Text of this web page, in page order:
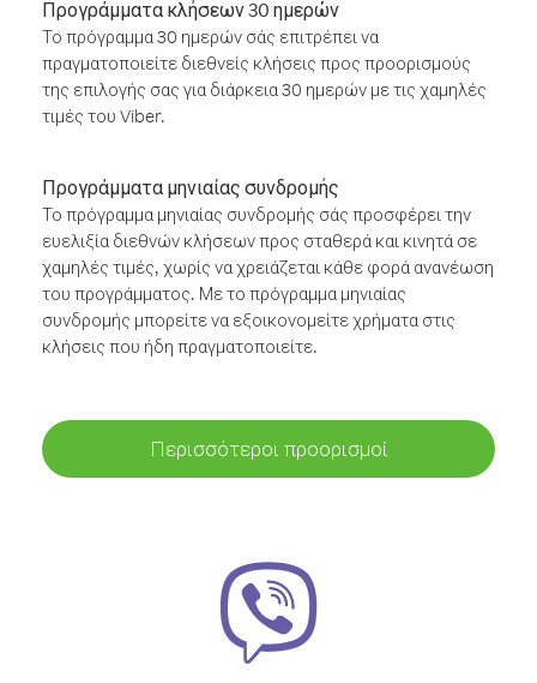
Προγράμματα κλήσεων 30 ημερών
Το πρόγραμμα 30 ημερών σάς επιτρέπει να
πραγματοποιείτε διεθνείς κλήσεις προς προορισμούς
της επιλογής σας για διάρκεια 30 ημερών με τις χαμηλές
τιμές του Viber.
Προγράμματα μηνιαίας συνδρομής
Το πρόγραμμα μηνιαίας συνδρομής σάς προσφέρει την
ευελιξία διεθνών κλήσεων προς σταθερά και κινητά σε
χαμηλές τιμές, χωρίς να χρειάζεται κάθε φορά ανανέωση
του προγράμματος. Με το πρόγραμμα μηνιαίας
συνδρομής μπορείτε να εξοικονομείτε χρήματα στις
κλήσεις που ήδη πραγματοποιείτε.
Περισσότεροι προορισμοί